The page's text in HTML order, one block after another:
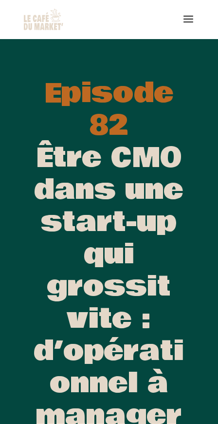
Episode
82
Être CMO
dans une
start-up
qui
grossit
vite :
d’opérati
onnel à